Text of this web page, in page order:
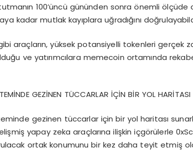
tutmanın 100’üncü gününden sonra önemli ölçüde
kadar mutlak kayıplara uğradığını
araçların, yüksek potansiyelli tokenleri gerçek
ve yatırımcılara memecoin ortamında
GEZİNEN TÜCCARLAR İÇİN BİR YOL HARİTASI
gezinen tüccarlar için bir yol haritası
yapay zeka araçlarına ilişkin içgörülerle
ortak konumunu bir kez daha teyit etmiş